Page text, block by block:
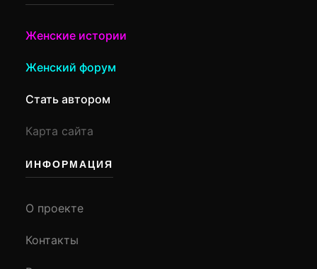
Женские истории
Женский форум
Стать автором
Карта сайта
ИНФОРМАЦИЯ
О проекте
Контакты